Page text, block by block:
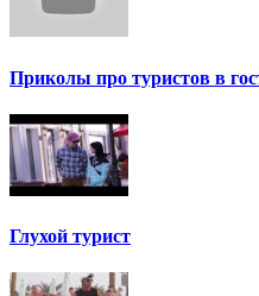
Приколы про туристов в
Глухой турист